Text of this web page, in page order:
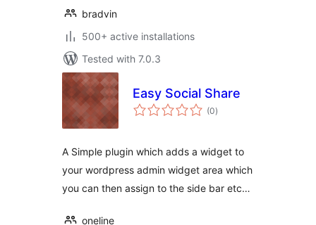
bradvin
500+ active installations
Tested with 7.0.3
Easy Social Share
(0total
ratings
)
A Simple plugin which adds a widget to
your wordpress admin widget area which
you can then assign to the side bar etc…
oneline